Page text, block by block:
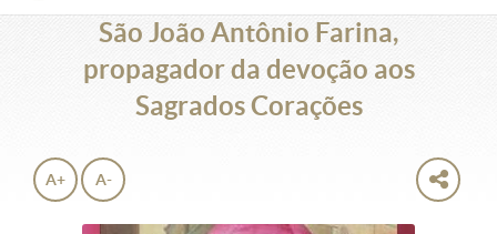
São João Antônio Farina,
propagador da devoção aos
Sagrados Corações
A+ A-